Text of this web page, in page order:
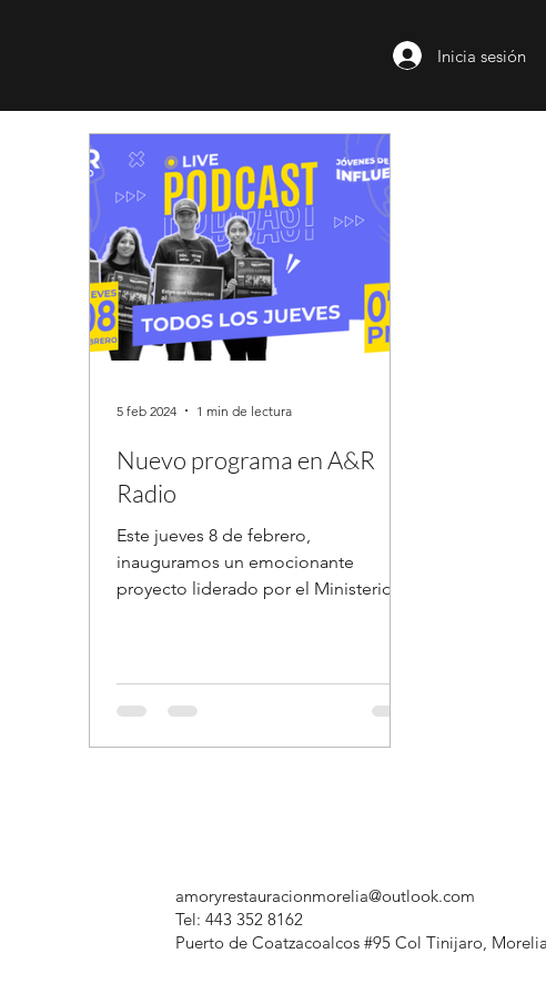
Inicia sesión
Nuevo programa en A&R
Radio
Este jueves 8 de febrero,
inauguramos un emocionante
proyecto liderado por el Ministerio
5 feb 2024 1 min de lectura
amoryrestauracionmorelia@outlook.com
Tel: 443 352 8162
Puerto de Coatzacoalcos #95 Col Tinijaro,